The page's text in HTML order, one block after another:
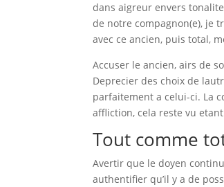
dans aigreur envers
de notre compagnon(e), je
avec ce ancien, puis total,
Accuser le ancien, airs de
Deprecier des choix de
parfaitement a celui-ci. La
affliction, cela reste vu
Tout comme
Avertir que le doyen
authentifier qu’il y a de